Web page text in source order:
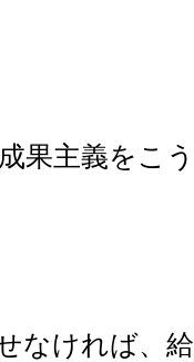
果主義をこ
なければ、